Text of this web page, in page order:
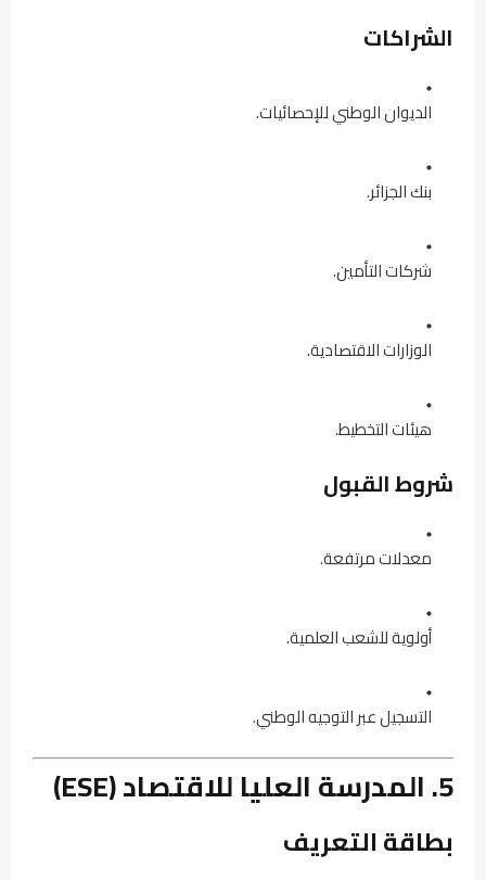
الشراكات
الديوان الوطني للإحصائيات.
بنك الجزائر.
شركات التأمين.
الوزارات الاقتصادية.
هيئات التخطيط.
شروط القبول
معدلات مرتفعة.
أولوية للشعب العلمية.
التسجيل عبر التوجيه الوطني.
5. المدرسة العليا للاقتصاد (ESE)
بطاقة التعريف